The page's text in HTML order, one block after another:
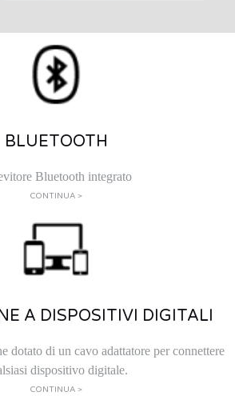
BLUETOOTH
Bluetooth integrato
CONTINUA >
A DISPOSITIVI DIGITALI
dotato di un cavo adattatore per connettere
dispositivo digitale.
CONTINUA >